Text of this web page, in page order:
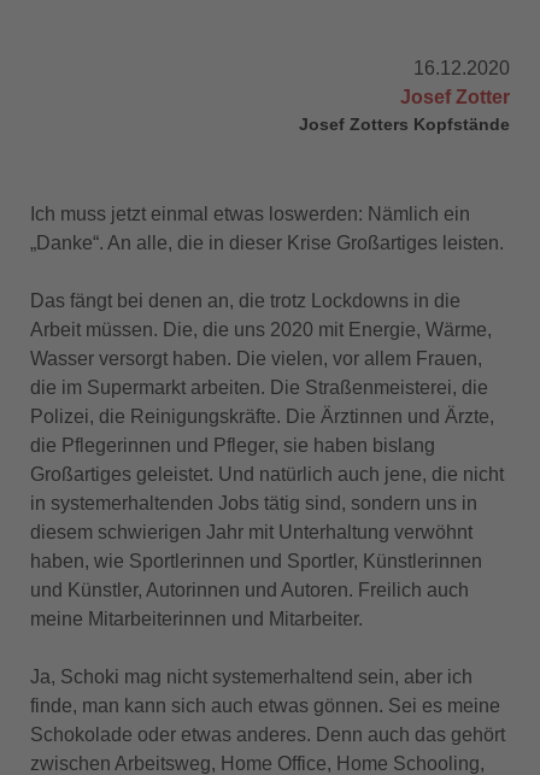
16.12.2020
Josef Zotter
Josef Zotters Kopfstände
Ich muss jetzt einmal etwas loswerden: Nämlich ein
„Danke“. An alle, die in dieser Krise Großartiges leisten.
Das fängt bei denen an, die trotz Lockdowns in die
Arbeit müssen. Die, die uns 2020 mit Energie, Wärme,
Wasser versorgt haben. Die vielen, vor allem Frauen,
die im Supermarkt arbeiten. Die Straßenmeisterei, die
Polizei, die Reinigungskräfte. Die Ärztinnen und Ärzte,
die Pflegerinnen und Pfleger, sie haben bislang
Großartiges geleistet. Und natürlich auch jene, die nicht
in systemerhaltenden Jobs tätig sind, sondern uns in
diesem schwierigen Jahr mit Unterhaltung verwöhnt
haben, wie Sportlerinnen und Sportler, Künstlerinnen
und Künstler, Autorinnen und Autoren. Freilich auch
meine Mitarbeiterinnen und Mitarbeiter.
Ja, Schoki mag nicht systemerhaltend sein, aber ich
finde, man kann sich auch etwas gönnen. Sei es meine
Schokolade oder etwas anderes. Denn auch das gehört
zwischen Arbeitsweg, Home Office, Home Schooling,